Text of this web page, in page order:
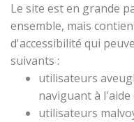
Le site est en grande
ensemble, mais
d'accessibilité qui
suivants :
utilisateurs
naviguant à
utilisateurs